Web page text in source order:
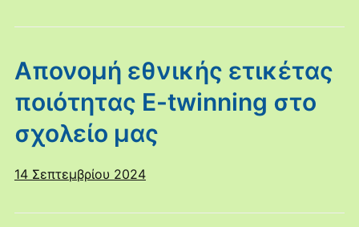
Απονομή εθνικής ετικέτας
ποιότητας E-twinning στο
σχολείο μας
14 Σεπτεμβρίου 2024